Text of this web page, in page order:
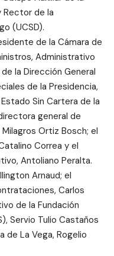
Rector de la
(UCSD).
de la Cámara de
Administrativo
la Dirección General
de la Presidencia,
Sin Cartera de la
general de
Ortiz Bosch; el
Correa y el
Antoliano Peralta.
Arnaud; el
Carlos
de la Fundación
Servio Tulio Castaños
de La Vega, Rogelio